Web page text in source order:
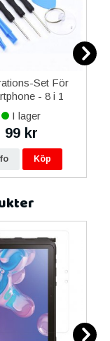
Set För
- 8 i 1
I lager
99 kr
Köp